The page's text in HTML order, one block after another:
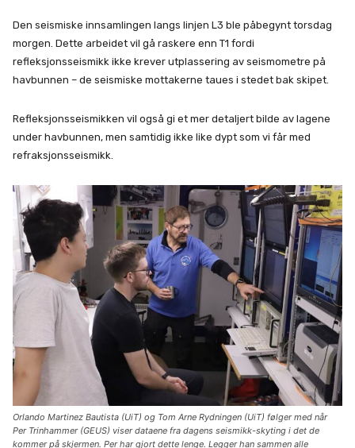
Den seismiske innsamlingen langs linjen L3 ble påbegynt torsdag
morgen. Dette arbeidet vil gå raskere enn T1 fordi
refleksjonsseismikk ikke krever utplassering av seismometre på
havbunnen – de seismiske mottakerne taues i stedet bak skipet.
Refleksjonsseismikken vil også gi et mer detaljert bilde av lagene
under havbunnen, men samtidig ikke like dypt som vi får med
refraksjonsseismikk.
Orlando Martinez Bautista (UiT) og Tom Arne Rydningen (UiT) følger med når
Per Trinhammer (GEUS) viser dataene fra dagens seismikk-skyting i det de
kommer på skjermen. Per har gjort dette lenge. Legger han sammen alle